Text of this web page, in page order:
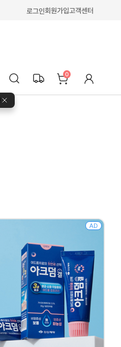
로그인회원가입고객센터
0
AD